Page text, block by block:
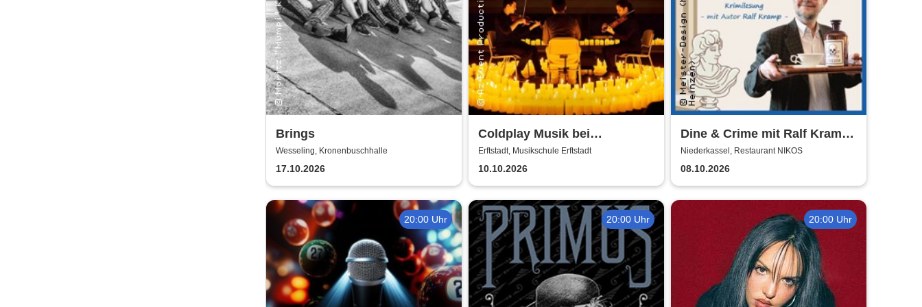
Brings
Wesseling, Kronenbuschhalle
17.10.2026
Coldplay Musik bei
Kerzenschein
Erftstadt, Musikschule Erftstadt
10.10.2026
Dine & Crime mit Ralf Kramp |
Unterhaltsame Krimi-Lesung
Niederkassel, Restaurant NIKOS
08.10.2026
20:00 Uhr 20:00 Uhr 20:00 Uhr